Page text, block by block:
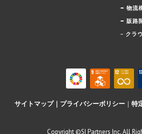
–物流
–販路
– クラ
サイトマップ｜ プライバシーボリシー ｜ 特
Copyright ©SI Partners Inc. All